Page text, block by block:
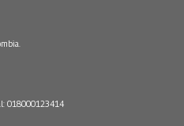
018000123414